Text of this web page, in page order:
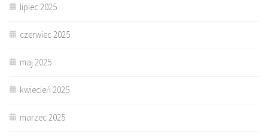
lipiec 2025
czerwiec 2025
maj 2025
kwiecień 2025
marzec 2025